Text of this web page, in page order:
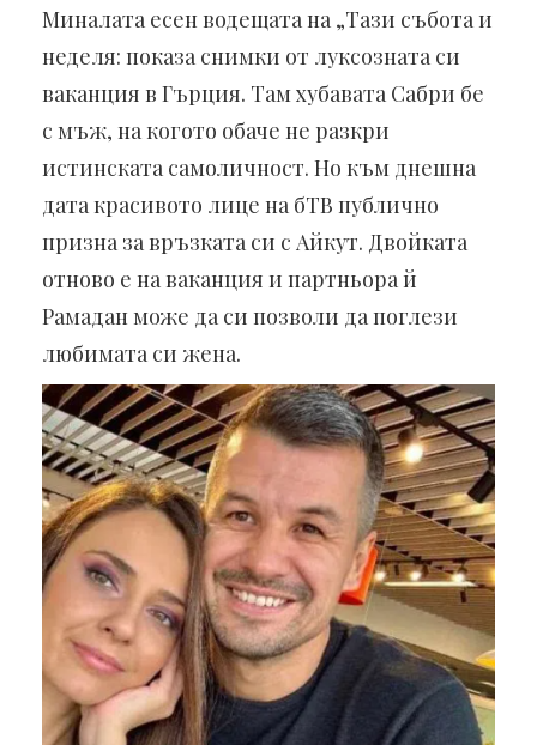
Миналата есен водещата на „Тази събота и
неделя: показа снимки от луксозната си
ваканция в Гърция. Там хубавата Сабри бе
с мъж, на когото обаче не разкри
истинската самоличност. Но към днешна
дата красивото лице на бТВ публично
призна за връзката си с Айкут. Двойката
отново е на ваканция и партньора й
Рамадан може да си позволи да поглези
любимата си жена.